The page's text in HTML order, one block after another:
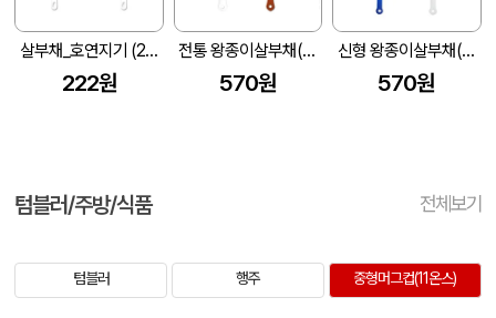
살부채_호연지기 (220 X 170 mm (0.6t))
222원
전통 왕종이살부채(일반) (270*252mm)
570원
신형 왕종이살부채(일반) (280*274mm)
570원
텀블러/주방/식품 전체보기
텀블러 행주 중형머그컵(11온스)